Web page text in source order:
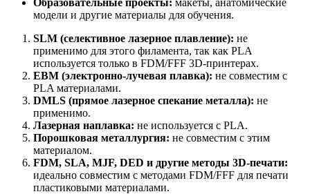
модели и другие материалы для обучения.
SLM (селективное лазерное плавление): не
применимо для этого филамента, так как PLA
используется только в FDM/FFF 3D-принтерах.
EBM (электронно-лучевая плавка): не совместим с
PLA материалами.
DMLS (прямое лазерное спекание металла): не
применимо.
Лазерная наплавка: не используется с PLA.
Порошковая металлургия: не совместим с этим
материалом.
FDM, SLA, MJF, DED и другие методы 3D-печати:
идеально совместим с методами FDM/FFF для печати
пластиковыми материалами.